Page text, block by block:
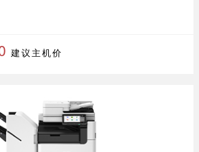
建议主机价